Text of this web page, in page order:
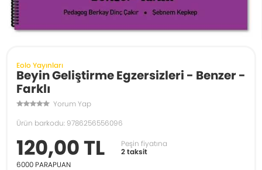
Eolo Yayınları
Beyin Geliştirme Egzersizleri - Benzer -
Farklı
Yorum Yap
Ürün barkodu: 9786256556096
120,00 TL
Peşin fiyatına
2 taksit
6000 PARAPUAN